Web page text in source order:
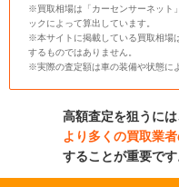
※買取相場は「カーセンサーネット
ックによって算出しています。
※本サイトに掲載している買取相場
するものではありません。
※実際の査定額は車の装備や状態に
高額査定を狙うには
より多くの買取業
することが重要です